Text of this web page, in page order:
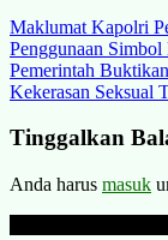
Navigasi
pos
Maklumat Kapolri
Penggunaan
Pemerintah
Kekerasan Seksual
Tinggalkan
Anda harus masuk